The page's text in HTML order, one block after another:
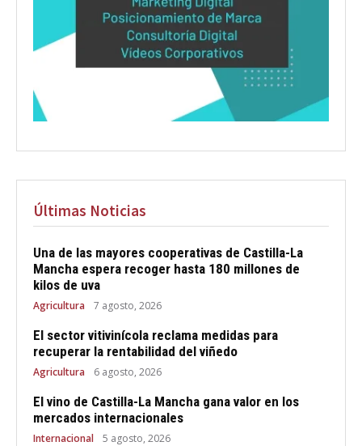
Últimas Noticias
Una de las mayores cooperativas de Castilla-La
Mancha espera recoger hasta 180 millones de
kilos de uva
Agricultura 7 agosto, 2026
El sector vitivinícola reclama medidas para
recuperar la rentabilidad del viñedo
Agricultura 6 agosto, 2026
El vino de Castilla-La Mancha gana valor en los
mercados internacionales
Internacional 5 agosto, 2026